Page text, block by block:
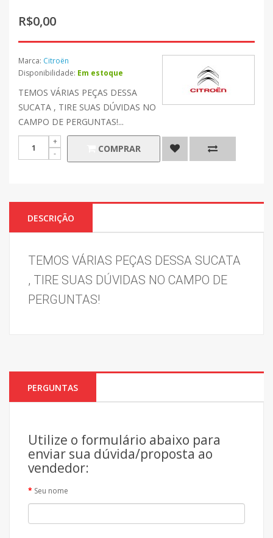
R$0,00
Marca: Citroën
Disponibilidade: Em estoque
TEMOS VÁRIAS PEÇAS DESSA
SUCATA , TIRE SUAS DÚVIDAS NO
CAMPO DE PERGUNTAS!...
COMPRAR
DESCRIÇÃO
TEMOS VÁRIAS PEÇAS DESSA SUCATA
, TIRE SUAS DÚVIDAS NO CAMPO DE
PERGUNTAS!
PERGUNTAS
Utilize o formulário abaixo para
enviar sua dúvida/proposta ao
vendedor:
Seu nome